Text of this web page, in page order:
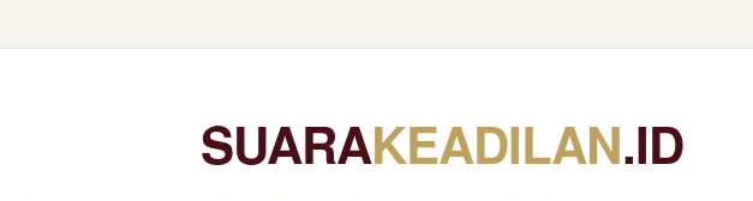
SUARAKEADILAN.ID